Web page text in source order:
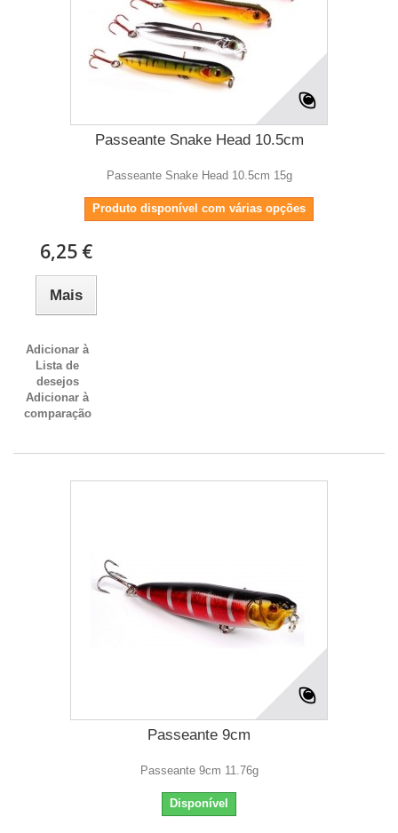
Passeante Snake Head 10.5cm
Passeante Snake Head 10.5cm 15g
Produto disponível com várias opções
6,25 €
Mais
Adicionar à
Lista de
desejos
Adicionar à
comparação
Passeante 9cm
Passeante 9cm 11.76g
Disponível